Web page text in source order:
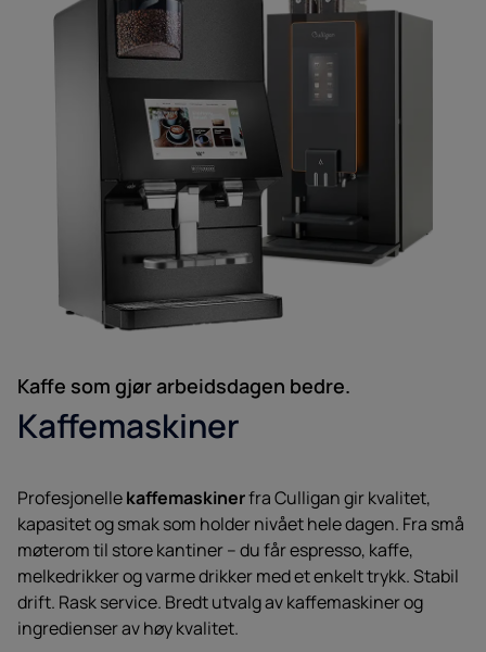
Kaffe som gjør arbeidsdagen bedre.
Kaffemaskiner
Profesjonellekaffemaskinerfra Culligan gir kvalitet,
kapasitet og smak som holder nivået hele dagen. Fra små
møterom til store kantiner – du får espresso, kaffe,
melkedrikker og varme drikker med et enkelt trykk. Stabil
drift. Rask service. Bredt utvalg av kaffemaskiner og
ingredienser av høy kvalitet.